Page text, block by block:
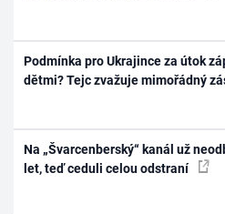
Podmínka pro Ukrajince za útok
dětmi? Tejc zvažuje mimořádný
Na „Švarcenberský“ kanál už
let, teď ceduli celou odstraní